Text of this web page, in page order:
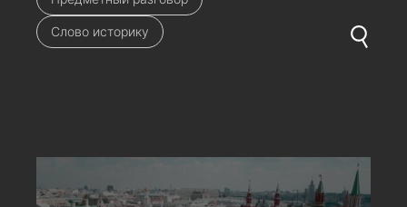
Слово историку